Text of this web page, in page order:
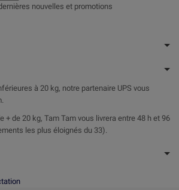
nouvelles et promotions
à 20 kg, notre partenaire UPS vous
+ de 20 kg, Tam Tam vous livrera entre 48 h et 96
les plus éloignés du 33).